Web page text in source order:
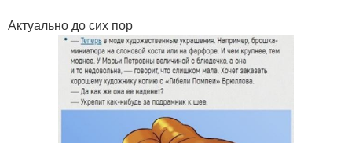
Актуально до сих пор